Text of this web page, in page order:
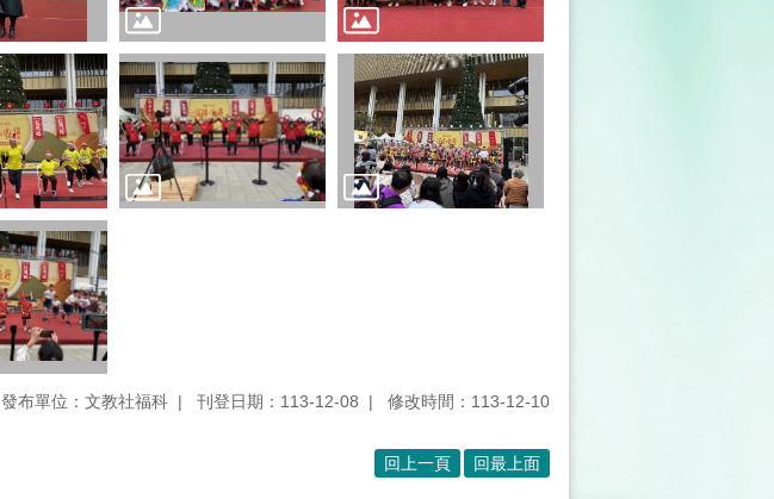
發布單位：文教社福科 刊登日期：113-12-08 修改時間：113-12-10
回上一頁 回最上面